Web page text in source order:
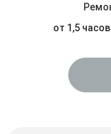
от 1,5 часов